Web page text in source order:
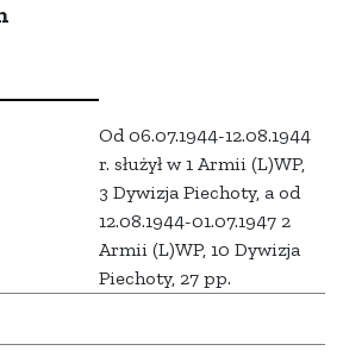
Od 06.07.1944-12.08.1944
r. służył w 1 Armii (L)WP,
3 Dywizja Piechoty, a od
12.08.1944-01.07.1947 2
Armii (L)WP, 10 Dywizja
Piechoty, 27 pp.